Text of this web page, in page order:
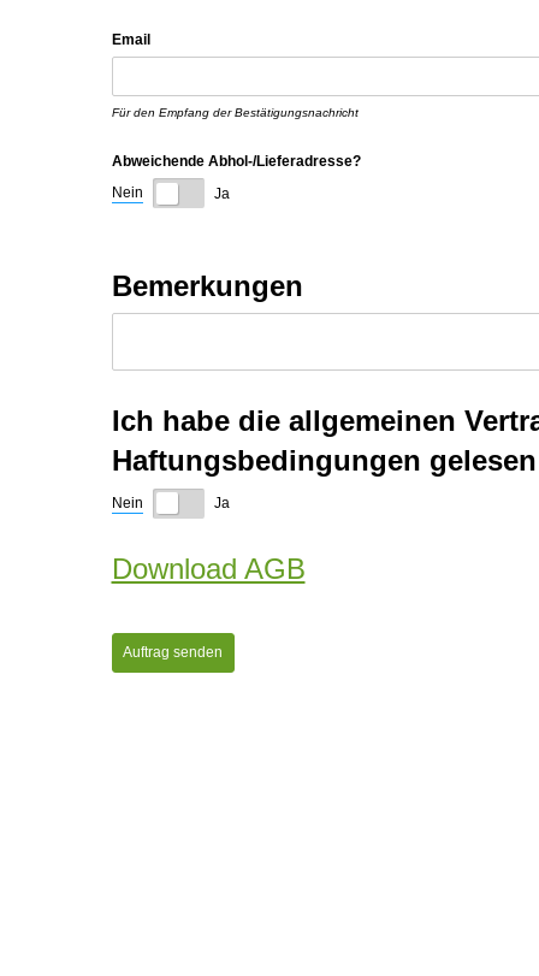
Email
Für den Empfang der Bestätigungsnachricht
Abweichende Abhol-/​Lieferadresse?
Nein
Ja
Bemerkungen
Ich habe die allgemeinen
Haftungsbedingungen
Nein Ja
Download AGB
Auftrag senden